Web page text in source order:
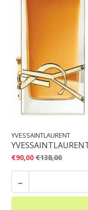
YVESSAINTLAURENT
€90,00 €138,00
-